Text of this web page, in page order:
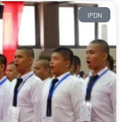
IPDN